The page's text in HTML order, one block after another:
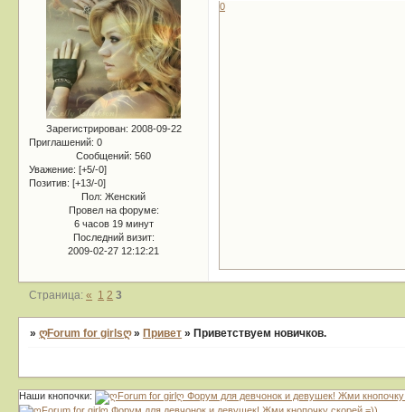
Зарегистрирован: 2008-09-22
Приглашений: 0
Сообщений: 560
Уважение: [+5/-0]
Позитив: [+13/-0]
Пол: Женский
Провел на форуме:
6 часов 19 минут
Последний визит:
2009-02-27 12:12:21
0
Страница:« 1 2 3
»ღForum for girlsღ »Привет »Приветствуем новичков.
Наши кнопочки: